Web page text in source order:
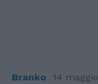
Branko 14